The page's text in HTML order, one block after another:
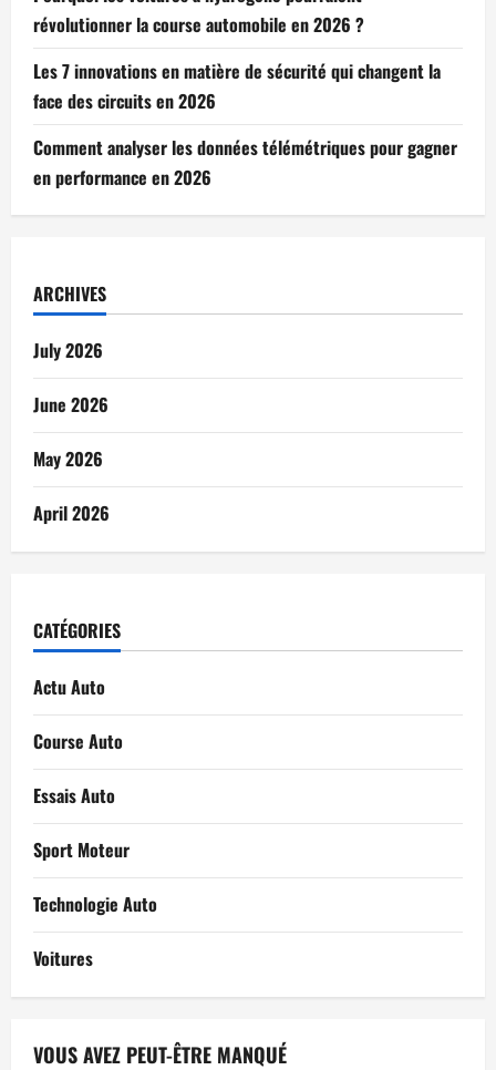
révolutionner la course automobile en 2026 ?
Les 7 innovations en matière de sécurité qui changent la
face des circuits en 2026
Comment analyser les données télémétriques pour gagner
en performance en 2026
ARCHIVES
July 2026
June 2026
May 2026
April 2026
CATÉGORIES
Actu Auto
Course Auto
Essais Auto
Sport Moteur
Technologie Auto
Voitures
VOUS AVEZ PEUT-ÊTRE MANQUÉ